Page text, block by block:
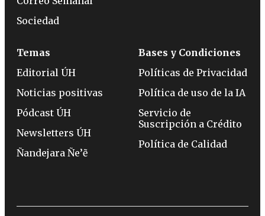
Sociedad
Temas
Editorial ÚH
Noticias positivas
Pódcast ÚH
Newsletters ÚH
Ñandejara Ñe’ẽ
Bases y Condiciones
Políticas de Privacidad
Política de uso de la IA
Servicio de
Suscripción a Crédito
Política de Calidad